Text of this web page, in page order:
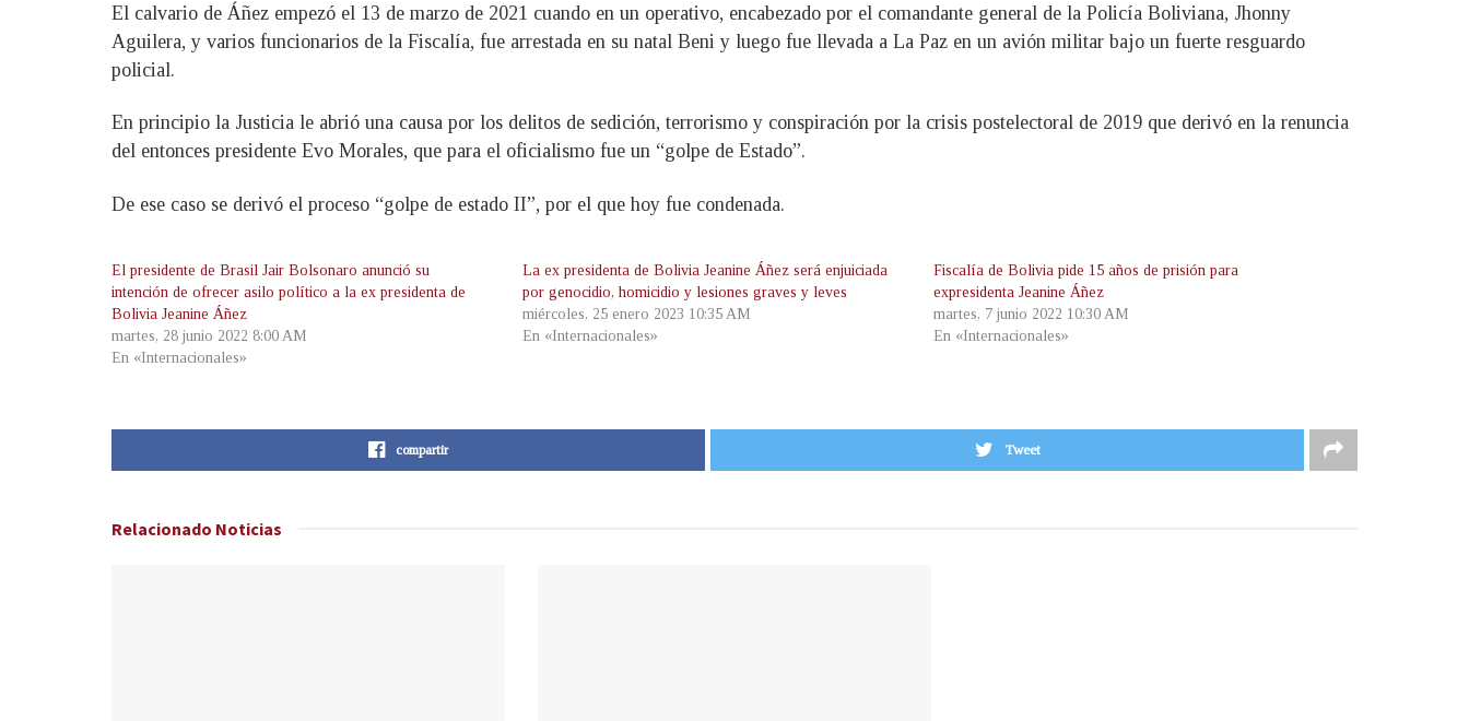
El calvario de Áñez empezó el 13 de marzo de 2021 cuando en un operativo, encabezado por el comandante general de la Policía Boliviana, Jhonny
Aguilera, y varios funcionarios de la Fiscalía, fue arrestada en su natal Beni y luego fue llevada a La Paz en un avión militar bajo un fuerte resguardo
policial.
En principio la Justicia le abrió una causa por los delitos de sedición, terrorismo y conspiración por la crisis postelectoral de 2019 que derivó en la renuncia
del entonces presidente Evo Morales, que para el oficialismo fue un “golpe de Estado”.
De ese caso se derivó el proceso “golpe de estado II”, por el que hoy fue condenada.
El presidente de Brasil Jair Bolsonaro anunció su
intención de ofrecer asilo político a la ex presidenta de
Bolivia Jeanine Áñez
martes, 28 junio 2022 8:00 AM
En «Internacionales»
La ex presidenta de Bolivia Jeanine Áñez será enjuiciada
por genocidio, homicidio y lesiones graves y leves
miércoles, 25 enero 2023 10:35 AM
En «Internacionales»
Fiscalía de Bolivia pide 15 años de prisión para
expresidenta Jeanine Áñez
martes, 7 junio 2022 10:30 AM
En «Internacionales»
compartir Tweet
Relacionado Noticias